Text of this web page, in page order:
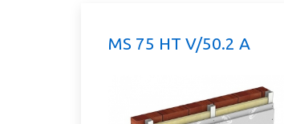
MS 75 HT V/50.2 A